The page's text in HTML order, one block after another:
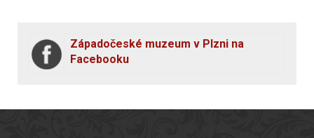
Západočeské muzeum v Plzni na
Facebooku